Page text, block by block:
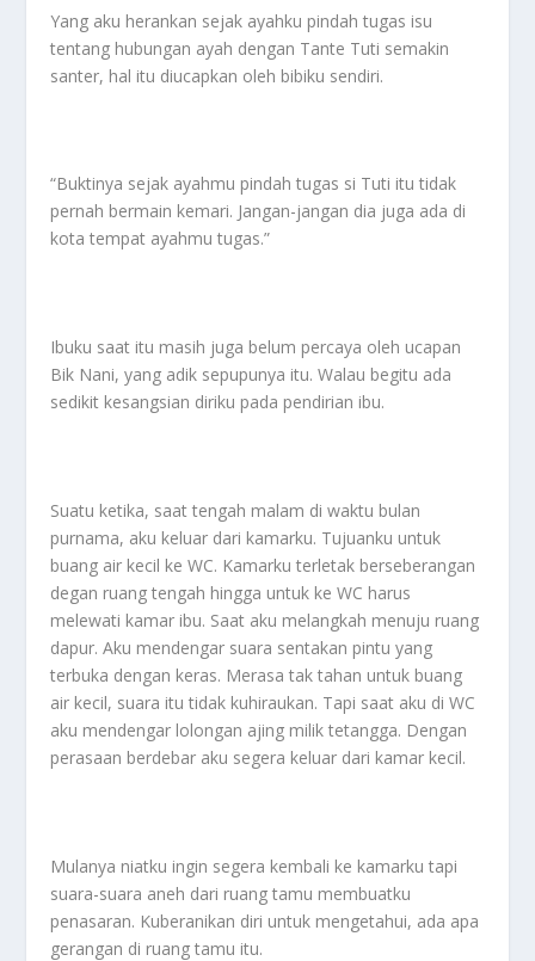
Yang aku herankan sejak ayahku pindah tugas isu
tentang hubungan ayah dengan Tante Tuti semakin
santer, hal itu diucapkan oleh bibiku sendiri.
“Buktinya sejak ayahmu pindah tugas si Tuti itu tidak
pernah bermain kemari. Jangan-jangan dia juga ada di
kota tempat ayahmu tugas.”
Ibuku saat itu masih juga belum percaya oleh ucapan
Bik Nani, yang adik sepupunya itu. Walau begitu ada
sedikit kesangsian diriku pada pendirian ibu.
Suatu ketika, saat tengah malam di waktu bulan
purnama, aku keluar dari kamarku. Tujuanku untuk
buang air kecil ke WC. Kamarku terletak berseberangan
degan ruang tengah hingga untuk ke WC harus
melewati kamar ibu. Saat aku melangkah menuju ruang
dapur. Aku mendengar suara sentakan pintu yang
terbuka dengan keras. Merasa tak tahan untuk buang
air kecil, suara itu tidak kuhiraukan. Tapi saat aku di WC
aku mendengar lolongan ajing milik tetangga. Dengan
perasaan berdebar aku segera keluar dari kamar kecil.
Mulanya niatku ingin segera kembali ke kamarku tapi
suara-suara aneh dari ruang tamu membuatku
penasaran. Kuberanikan diri untuk mengetahui, ada apa
gerangan di ruang tamu itu.